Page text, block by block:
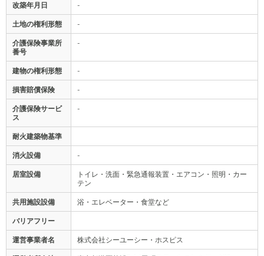
改築年月日 -
土地の権利形態 -
介護保険事業所
番号
-
建物の権利形態 -
損害賠償保険 -
介護保険サービ
ス
-
耐火建築物基準
消火設備 -
居室設備
トイレ・洗面・緊急通報装置・エアコン・照明・カー
テン
共用施設設備 浴・エレベーター・食堂など
バリアフリー
運営事業者名 株式会社シーユーシー・ホスピス